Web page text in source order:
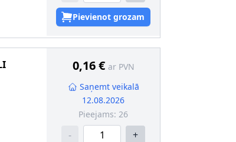
Pievienot grozam
0,16 € ar PVN
Saņemt veikalā
12.08.2026
Pieejams: 26
- +